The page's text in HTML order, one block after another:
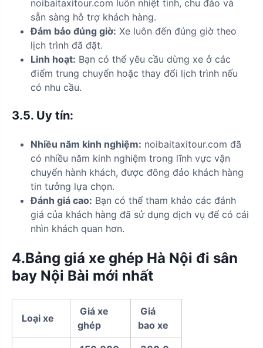
noibaitaxitour.com luôn nhiệt tình, chu đáo và
sẵn sàng hỗ trợ khách hàng.
Đảm bảo đúng giờ: Xe luôn đến đúng giờ theo
lịch trình đã đặt.
Linh hoạt: Bạn có thể yêu cầu dừng xe ở các
điểm trung chuyển hoặc thay đổi lịch trình nếu
có nhu cầu.
3.5. Uy tín:
Nhiều năm kinh nghiệm: noibaitaxitour.com đã
có nhiều năm kinh nghiệm trong lĩnh vực vận
chuyển hành khách, được đông đảo khách hàng
tin tưởng lựa chọn.
Đánh giá cao: Bạn có thể tham khảo các đánh
giá của khách hàng đã sử dụng dịch vụ để có cái
nhìn khách quan hơn.
4.Bảng giá xe ghép Hà Nội đi sân
bay Nội Bài mới nhất
Loại xe
Giá xe
ghép
Giá
bao xe